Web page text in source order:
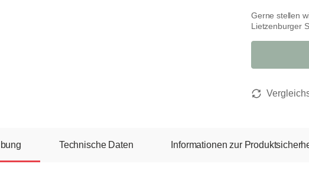
Gerne stellen
Lietzenburger
Technische Daten Informationen zur